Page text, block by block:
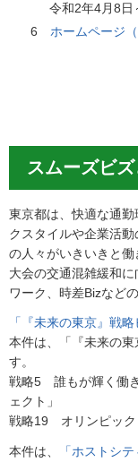
令和2年4月8日
6 ホームページ
スムーズビ
東京都は、快適な通
クスタイルや企業活
の人々がいきいきと
大会の交通混雑緩和
ワーク、時差Bizなど
「『未来の東京』戦略
本件は、「『未来の
す。
戦略5 誰もが輝く働
ェクト」
戦略19 オリンピック
本件は、 「ホストシ